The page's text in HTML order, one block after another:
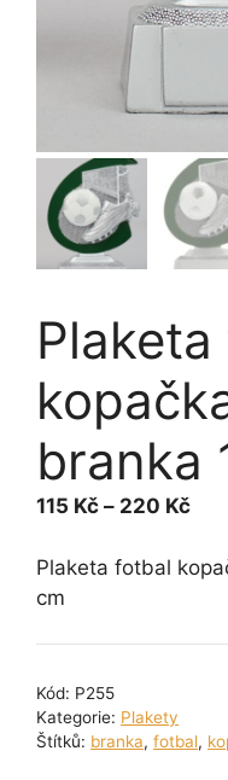
branka
115 Kč – 220 Kč
115
Plaketa fotbal
cm
Kód: P255
Kategorie: Plakety
Štítků: branka, fotbal,